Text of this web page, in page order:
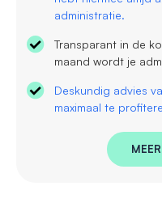
administratie.
Transparant in de
maand wordt je
Deskundig advies
maximaal te